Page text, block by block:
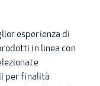
- 40128 Bologna (Italia) -
200.000,00 - Registro
esperienza di
in linea con
per finalità